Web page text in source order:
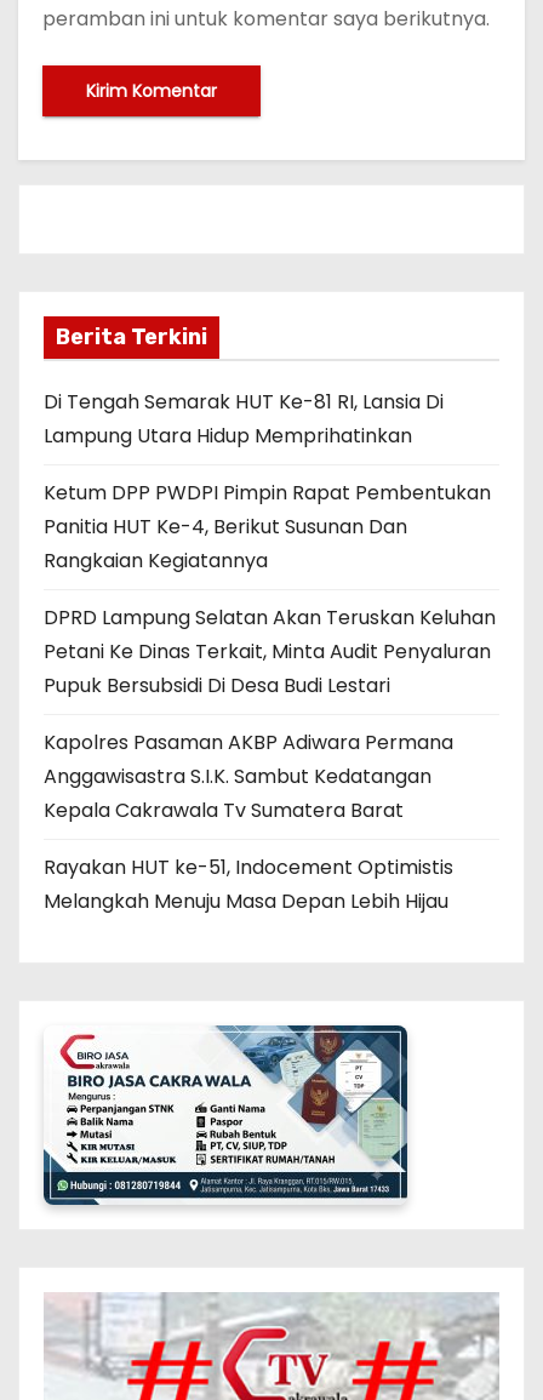
peramban ini untuk komentar saya berikutnya.
Berita Terkini
Di Tengah Semarak HUT Ke-81 RI, Lansia Di
Lampung Utara Hidup Memprihatinkan
Ketum DPP PWDPI Pimpin Rapat Pembentukan
Panitia HUT Ke-4, Berikut Susunan Dan
Rangkaian Kegiatannya
DPRD Lampung Selatan Akan Teruskan Keluhan
Petani Ke Dinas Terkait, Minta Audit Penyaluran
Pupuk Bersubsidi Di Desa Budi Lestari
Kapolres Pasaman AKBP Adiwara Permana
Anggawisastra S.I.K. Sambut Kedatangan
Kepala Cakrawala Tv Sumatera Barat
Rayakan HUT ke-51, Indocement Optimistis
Melangkah Menuju Masa Depan Lebih Hijau